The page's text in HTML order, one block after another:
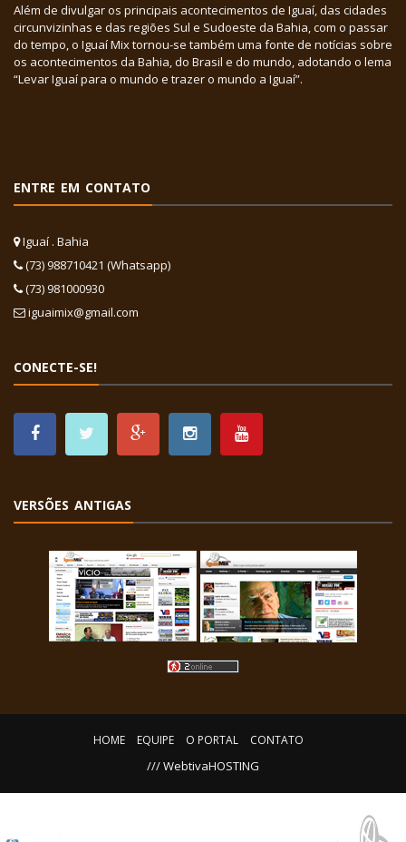
Além de divulgar os principais acontecimentos de Iguaí, das cidades
circunvizinhas e das regiões Sul e Sudoeste da Bahia, com o passar
do tempo, o Iguaí Mix tornou-se também uma fonte de notícias sobre
os acontecimentos da Bahia, do Brasil e do mundo, adotando o lema
“Levar Iguaí para o mundo e trazer o mundo a Iguaí”.
ENTRE EM CONTATO
Iguaí . Bahia
(73) 988710421 (Whatsapp)
(73) 981000930
iguaimix@gmail.com
CONECTE-SE!
VERSÕES ANTIGAS
HOME EQUIPE O PORTAL CONTATO
/// WebtivaHOSTING